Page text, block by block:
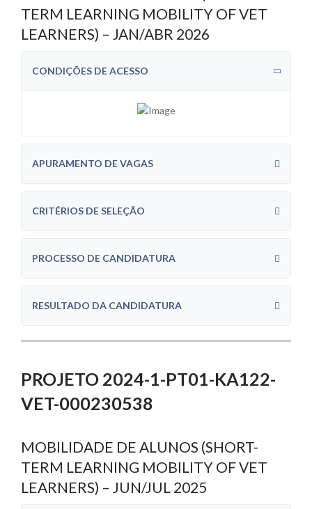
TERM LEARNING MOBILITY OF VET
LEARNERS) – JAN/ABR 2026
CONDIÇÕES DE ACESSO
APURAMENTO DE VAGAS
CRITÉRIOS DE SELEÇÃO
PROCESSO DE CANDIDATURA
RESULTADO DA CANDIDATURA
PROJETO 2024-1-PT01-KA122-
VET-000230538
MOBILIDADE DE ALUNOS (SHORT-
TERM LEARNING MOBILITY OF VET
LEARNERS) – JUN/JUL 2025